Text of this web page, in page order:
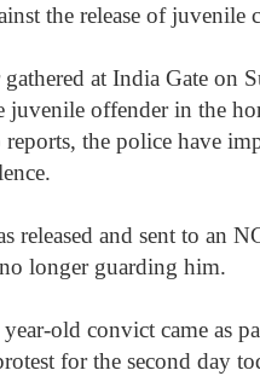
the release of juvenile
at India Gate on
juvenile offender in the
the police have
released and sent to an
longer guarding him.
old convict came as
for the second day